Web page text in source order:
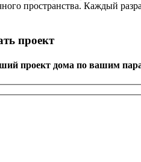
пространства. Каждый
проект
проект дома по вашим